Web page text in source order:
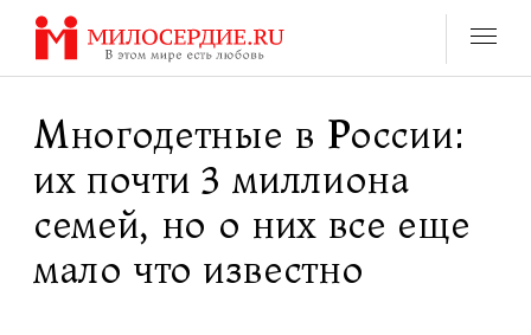
Перейти
содержанию
Многодетные в России:
их почти 3 миллиона
семей, но о них все еще
мало что известно